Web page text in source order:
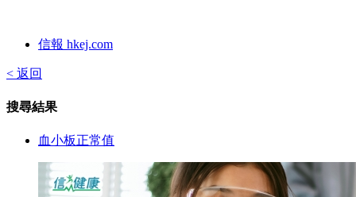
信報 hkej.com
< 返回
搜尋結果
血小板正常值